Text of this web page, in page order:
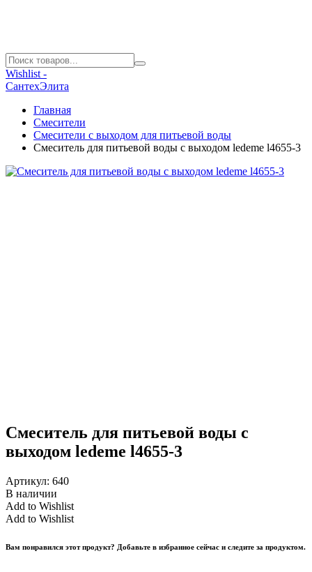
Wishlist -
СантехЭлита
Главная
Смесители
Смесители с выходом для питьевой воды
Смеситель для питьевой воды с выходом ledeme l4655-3
Смеситель для питьевой воды с
выходом ledeme l4655-3
Артикул: 640
В наличии
Add to Wishlist
Add to Wishlist
Вам понравился этот продукт? Добавьте в избранное сейчас и следите за продуктом.